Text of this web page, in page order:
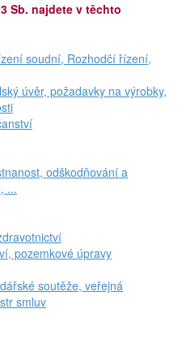
Sb. najdete v těchto
soudní, Rozhodčí řízení,
úvěr, požadavky na výrobky,
odškodňování a
...
pozemkové úpravy
soutěže, veřejná
smluv